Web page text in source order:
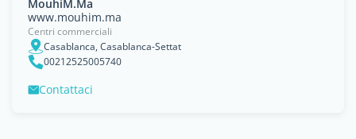
MouhiM.Ma
www.mouhim.ma
Centri commerciali
Casablanca, Casablanca-Settat
00212525005740
Contattaci